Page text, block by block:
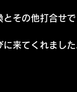
その他打合せで
来てくれました